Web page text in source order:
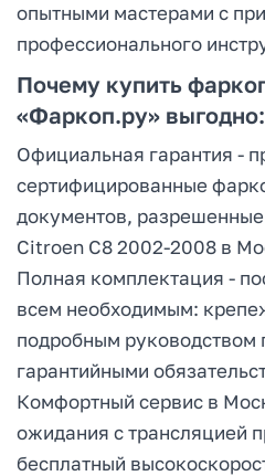
опытными мастерами с
профессионального
Почему купить
«Фаркоп.ру» выгодно:
Официальная гарантия -
сертифицированные
документов, разрешенные
Citroen C8 2002-2008 в
Полная комплектация -
всем необходимым:
подробным руководством
гарантийными
Комфортный сервис в
ожидания с трансляцией
бесплатный